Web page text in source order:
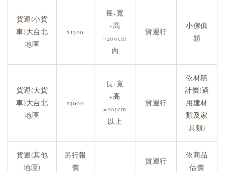
貨運(小貨
車)大台北
地區
$1500
長+寬
+高
=200cm
內
貨運行
小傢俱
類
貨運(大貨
車)大台北
地區
$3000
長+寬
+高
=201cm
以上
貨運行
依材積
計價(適
用建材
類及家
具類)
貨運(其他
地區)
另行報
價
貨運行
依商品
估價